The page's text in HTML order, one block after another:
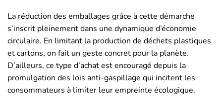
La réduction des emballages grâce à cette démarche
s’inscrit pleinement dans une dynamique d’économie
circulaire. En limitant la production de déchets plastiques
et cartons, on fait un geste concret pour la planète.
D’ailleurs, ce type d’achat est encouragé depuis la
promulgation des lois anti-gaspillage qui incitent les
consommateurs à limiter leur empreinte écologique.